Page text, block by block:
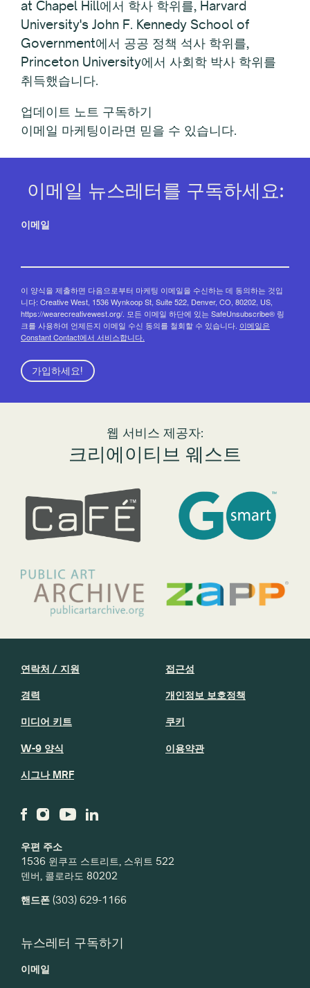
at Chapel Hill에서 학사 학위를, Harvard
University's John F. Kennedy School of
Government에서 공공 정책 석사 학위를,
Princeton University에서 사회학 박사 학위를
취득했습니다.
업데이트 노트 구독하기
이메일 마케팅이라면 믿을 수 있습니다.
이메일 뉴스레터를 구독하세요:
이메일
이 양식을 제출하면 다음으로부터 마케팅 이메일을 수신하는 데 동의하는 것입
니다: Creative West, 1536 Wynkoop St, Suite 522, Denver, CO, 80202, US,
https://wearecreativewest.org/. 모든 이메일 하단에 있는 SafeUnsubscribe® 링
크를 사용하여 언제든지 이메일 수신 동의를 철회할 수 있습니다. 이메일은
Constant Contact에서 서비스합니다.
가입하세요!
웹 서비스 제공자:
크리에이티브 웨스트
우편 주소
1536 윈쿠프 스트리트, 스위트 522
덴버, 콜로라도 80202
핸드폰 (303) 629-1166
연락처 / 지원
경력
미디어 키트
W-9 양식
시그나 MRF
접근성
개인정보 보호정책
쿠키
이용약관
뉴스레터 구독하기
이메일